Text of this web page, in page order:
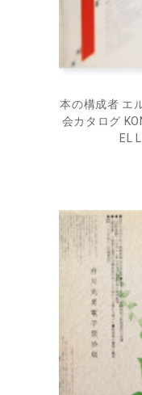
本の構成者 エ
会カタログ
EL